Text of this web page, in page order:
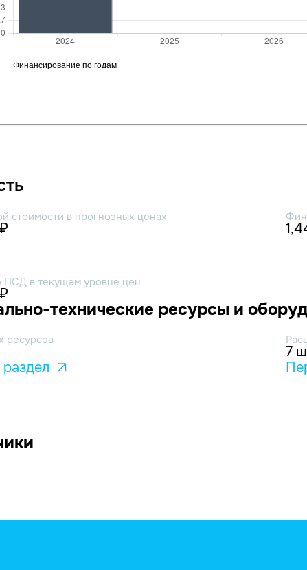
стоимости в прогнозных ценах
ПСД в текущем уровне цен
технические ресурсы и
ресурсов
7